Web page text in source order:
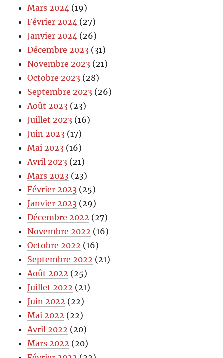
Mars 2024 (19)
Février 2024 (27)
Janvier 2024 (26)
Décembre 2023 (31)
Novembre 2023 (21)
Octobre 2023 (28)
Septembre 2023 (26)
Août 2023 (23)
Juillet 2023 (16)
Juin 2023 (17)
Mai 2023 (16)
Avril 2023 (21)
Mars 2023 (23)
Février 2023 (25)
Janvier 2023 (29)
Décembre 2022 (27)
Novembre 2022 (16)
Octobre 2022 (16)
Septembre 2022 (21)
Août 2022 (25)
Juillet 2022 (21)
Juin 2022 (22)
Mai 2022 (22)
Avril 2022 (20)
Mars 2022 (20)